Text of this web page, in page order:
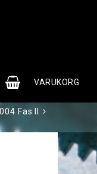
VARUKORG
Fas II